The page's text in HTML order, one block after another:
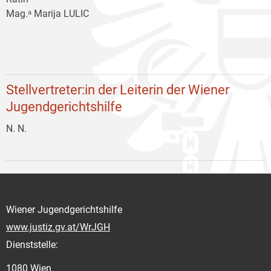
Mag.ᵃ Marija LULIC
Stellvertreter:in der Leiterin der Wiener
Jugendgerichtshilfe
N. N.
Wiener Jugendgerichtshilfe
www.justiz.gv.at/WrJGH
Dienststelle:
1080 Wien